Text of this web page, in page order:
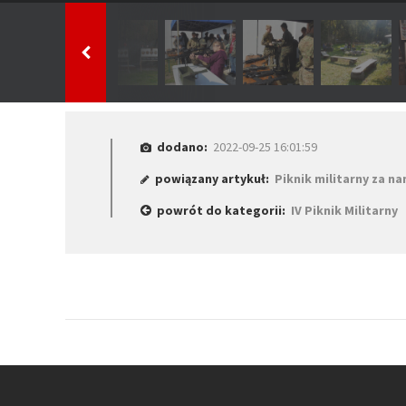
dodano: 2022-09-25 16:01:59
powiązany artykuł: Piknik militarny za
powrót do kategorii: IV Piknik Militarny